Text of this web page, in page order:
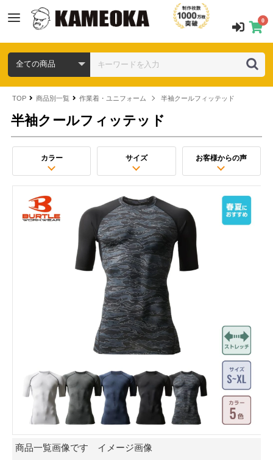
0
TOP 商品別一覧 作業着・ユニフォーム 半袖クールフィッテッド
半袖クールフィッテッド
カラー サイズ お客様からの声
商品一覧画像です イメージ画像